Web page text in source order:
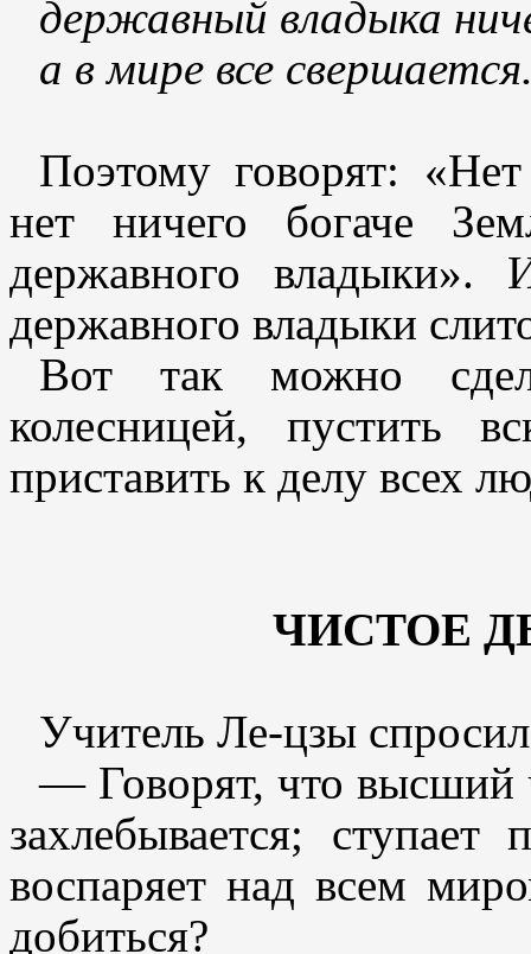
державный владыка
а в мире все
Поэтому говорят:
нет ничего богаче
державного владыки».
державного владыки
Вот так можно
колесницей, пустить
приставить к делу всех
ЧИСТОЕ
Учитель Ле-цзы
— Говорят, что высший
захлебывается;
воспаряет над всем
добиться?